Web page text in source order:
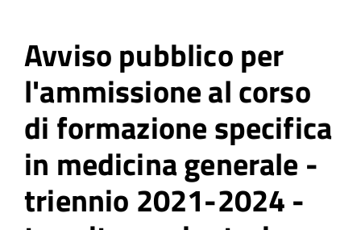
Avviso pubblico per
l'ammissione al corso
di formazione specifica
in medicina generale -
triennio 2021-2024 -